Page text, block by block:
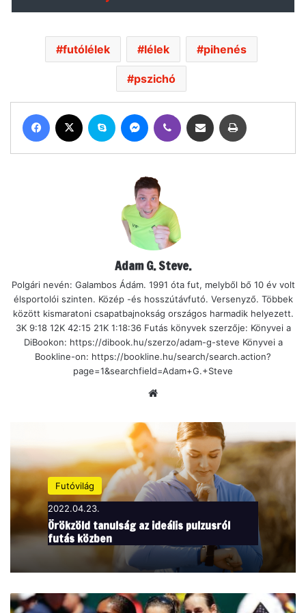
futólélek lélek pihenés
pszichó
Adam G. Steve.
Polgári nevén: Galambos Ádám. 1991 óta fut, melyből bő 10 év volt
élsportolói szinten. Közép -és hosszútávfutó. Versenyző. Többek
között kismaratoni csapatbajnokság országos harmadik helyezett.
3K 9:18 12K 42:15 21K 1:18:36 Futás könyvek szerzője: Könyvei a
DiBookon: https://dibook.hu/szerzo/adam-g-steve Könyvei a
Bookline-on: https://bookline.hu/search/search.action?
page=1&searchfield=Adam+G.+Steve
Futóvilág
2022.04.23.
Örökzöld tanulság az ideális pulzusról
futás közben
H